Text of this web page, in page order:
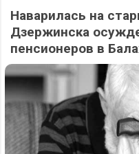
Наварилась на
Дзержинска
пенсионеров в